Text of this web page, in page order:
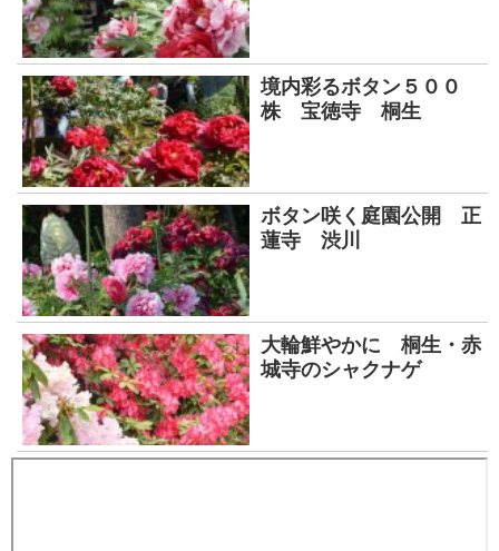
境内彩るボタン５００
株 宝徳寺 桐生
ボタン咲く庭園公開 正
蓮寺 渋川
大輪鮮やかに 桐生・赤
城寺のシャクナゲ